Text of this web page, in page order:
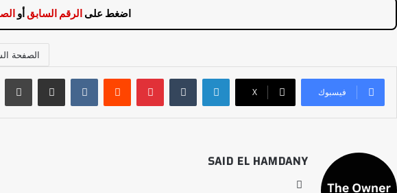
اضغط علىالرقم السابق أو
الصفحة
فيسبوك ‫X
لينكدإن بينتيريست مشاركة عبر البريد
SAID EL HAMDANY